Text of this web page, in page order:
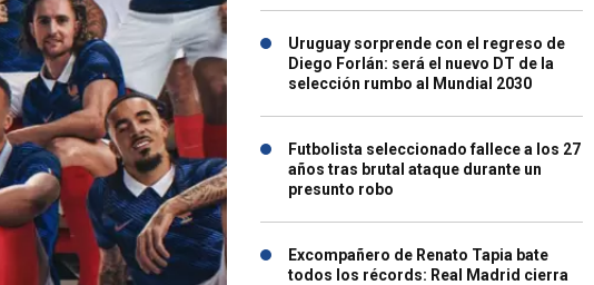
Uruguay sorprende con el regreso de
Diego Forlán: será el nuevo DT de la
selección rumbo al Mundial 2030
Futbolista seleccionado fallece a los 27
años tras brutal ataque durante un
presunto robo
Excompañero de Renato Tapia bate
todos los récords: Real Madrid cierra